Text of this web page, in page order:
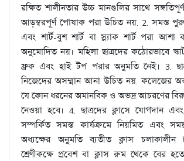
রক্ষিত শালীনতার উচ্চ মানগুলির সাথে
আড়ম্বরপূর্ণ পোষাক পরা উচিত নয়. 2. সমস্ত
এবং শার্ট-বুশ শার্ট বা স্ল্যাক শার্ট পরা আশা
অনুমোদিত নয়। মহিলা ছাত্রদের কঠোরভাবে
ফ্রক এবং হাই টপ পরার অনুমতি নেই। 3.
নিজেদের অসম্মান আনা উচিত নয়. কলেজের
যে কোন ধরনের অমানবিক ও অভদ্র আচরণের
নেওয়া হবে। 4. ছাত্রদের ক্লাসে যোগদান
সম্পর্কিত সমস্ত কার্যক্রমে নিয়মিত এবং
অধ্যক্ষের অনুমতি ব্যতীত ক্লাস চলাকালীন
শ্রেণীকক্ষে প্রবেশ বা ক্লাস রুম থেকে বের